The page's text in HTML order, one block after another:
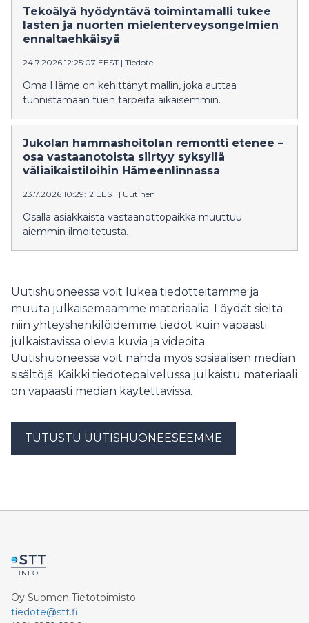
Tekoälyä hyödyntävä toimintamalli tukee
lasten ja nuorten mielenterveysongelmien
ennaltaehkäisyä
24.7.2026 12:25:07 EEST | Tiedote
Oma Häme on kehittänyt mallin, joka auttaa
tunnistamaan tuen tarpeita aikaisemmin.
Jukolan hammashoitolan remontti etenee –
osa vastaanotoista siirtyy syksyllä
väliaikaistiloihin Hämeenlinnassa
23.7.2026 10:29:12 EEST | Uutinen
Osalla asiakkaista vastaanottopaikka muuttuu
aiemmin ilmoitetusta.
Uutishuoneessa voit lukea tiedotteitamme ja
muuta julkaisemaamme materiaalia. Löydät sieltä
niin yhteyshenkilöidemme tiedot kuin vapaasti
julkaistavissa olevia kuvia ja videoita.
Uutishuoneessa voit nähdä myös sosiaalisen median
sisältöjä. Kaikki tiedotepalvelussa julkaistu materiaali
on vapaasti median käytettävissä.
TUTUSTU UUTISHUONEESEEMME
Oy Suomen Tietotoimisto
tiedote@stt.fi